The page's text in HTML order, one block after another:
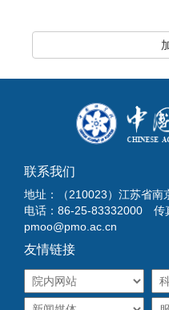
联系我们
地址：（210023）江苏省南
电话：86-25-83332000 传
pmoo@pmo.ac.cn
友情链接